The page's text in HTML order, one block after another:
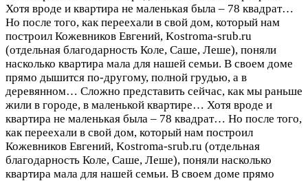
Хотя вроде и квартира не маленькая была – 78 квадрат…
Но после того, как переехали в свой дом, который нам
построил Кожевников Евгений, Kostroma-srub.ru
(отдельная благодарность Коле, Саше, Леше), поняли
насколько квартира мала для нашей семьи. В своем доме
прямо дышится по-другому, полной грудью, а в
деревянном… Сложно представить сейчас, как мы раньше
жили в городе, в маленькой квартире… Хотя вроде и
квартира не маленькая была – 78 квадрат… Но после того,
как переехали в свой дом, который нам построил
Кожевников Евгений, Kostroma-srub.ru (отдельная
благодарность Коле, Саше, Леше), поняли насколько
квартира мала для нашей семьи. В своем доме прямо